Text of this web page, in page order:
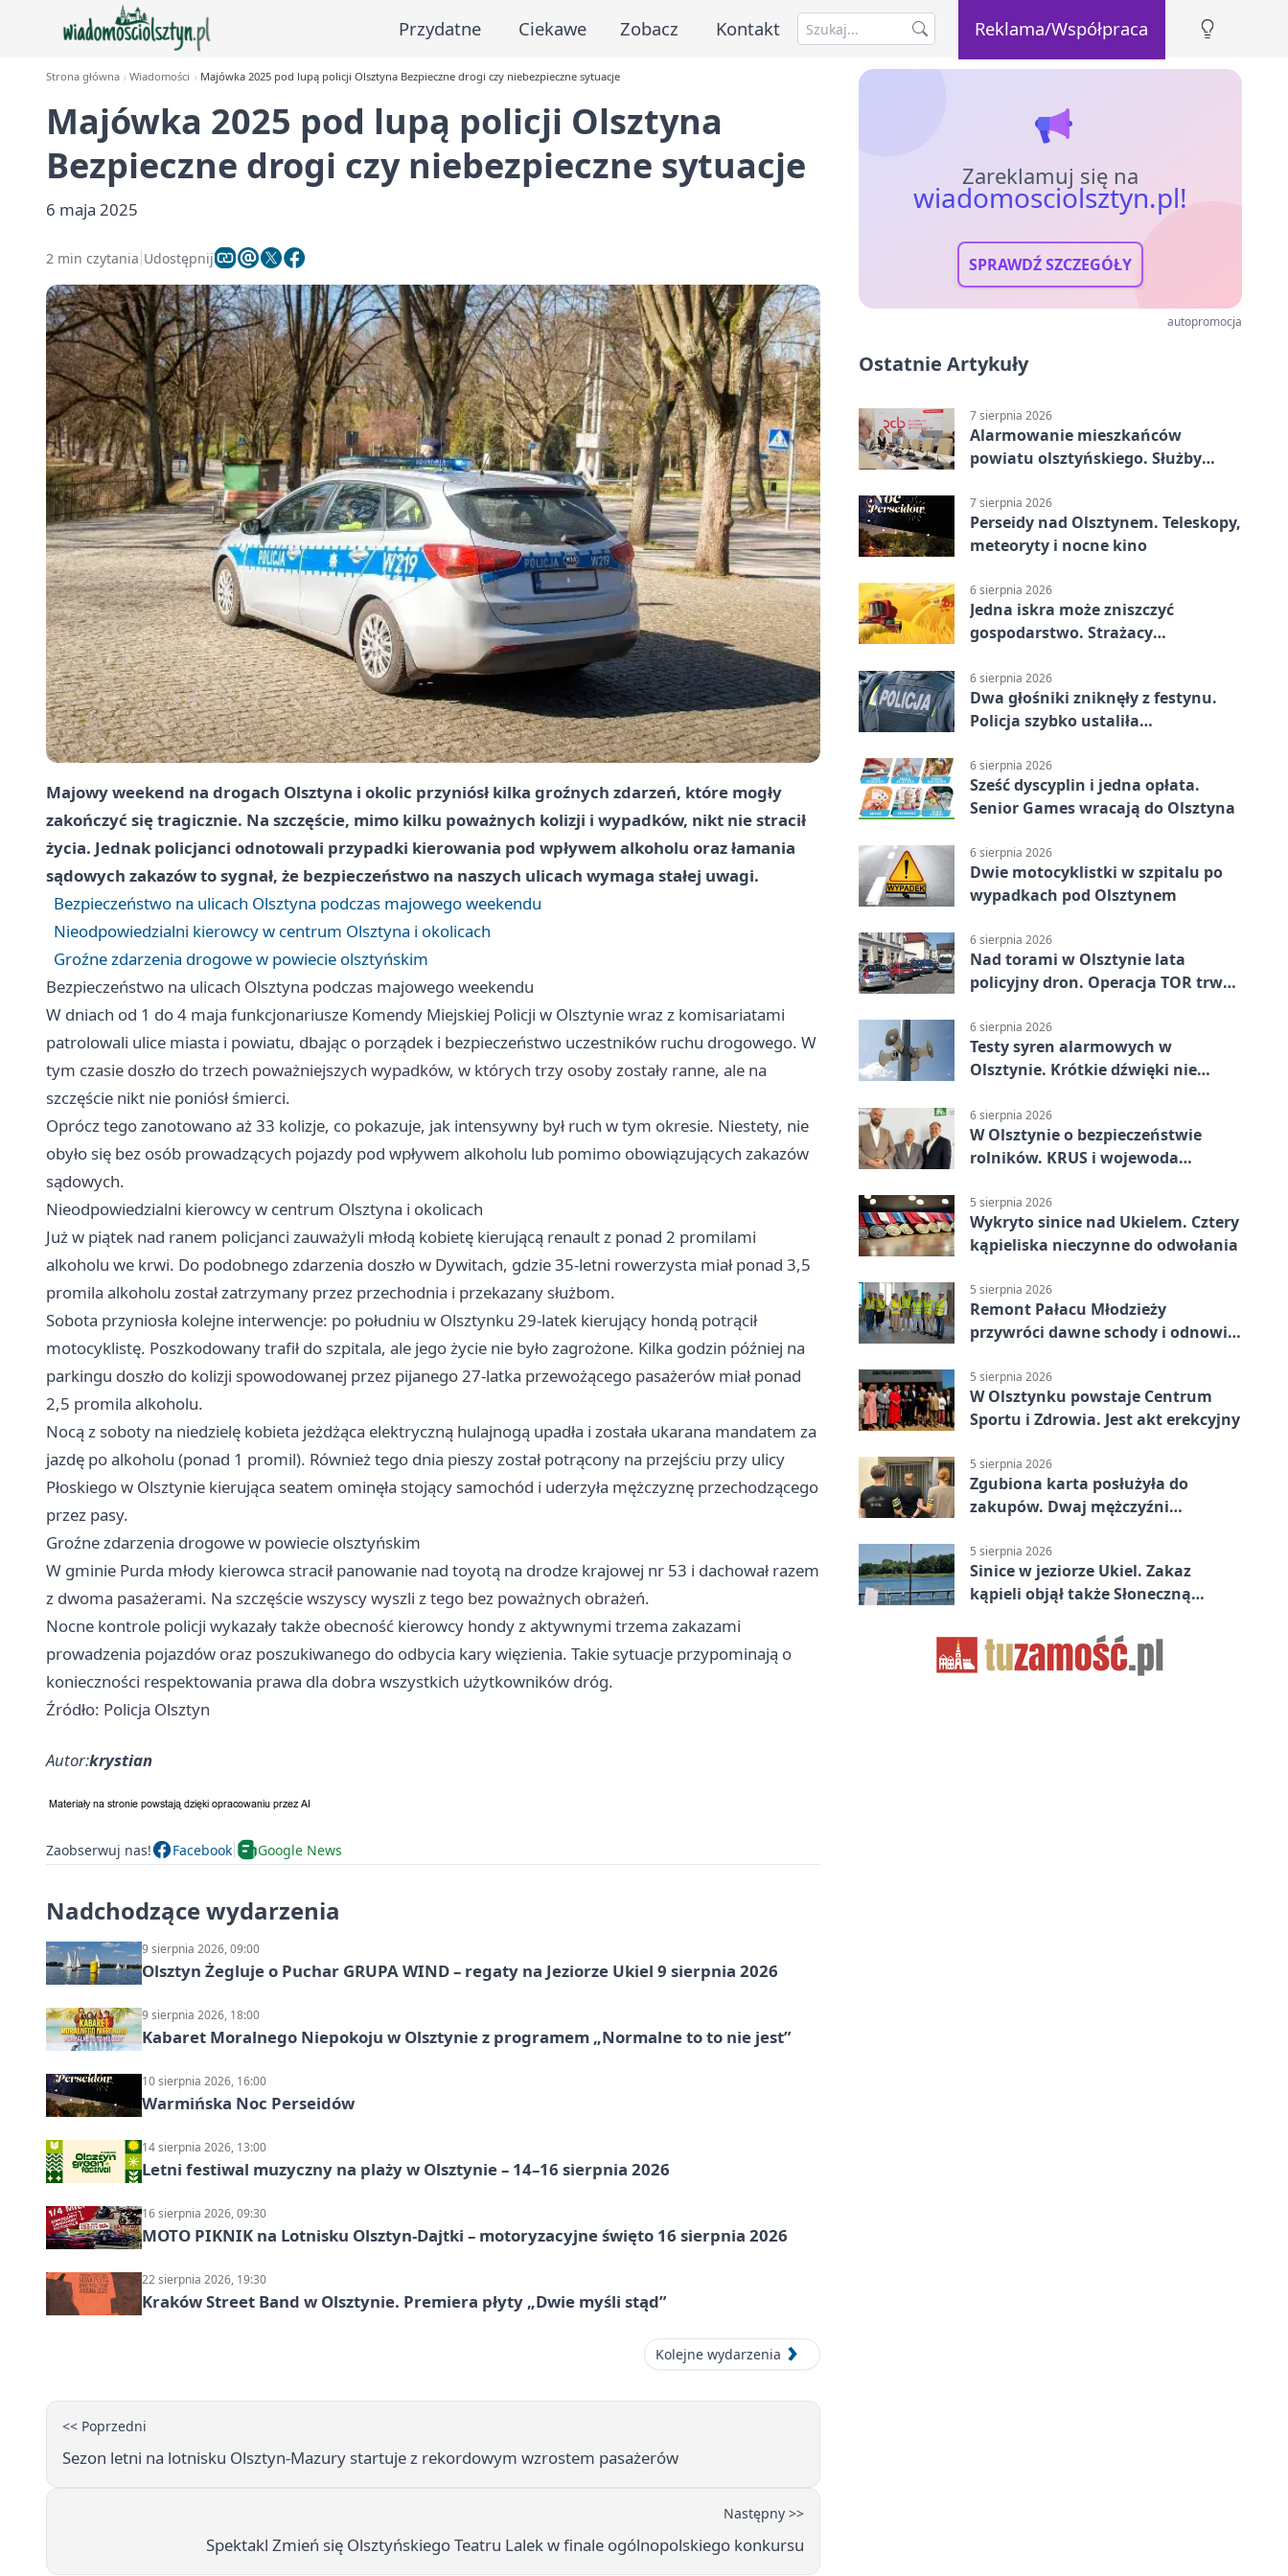
Przydatne Ciekawe Zobacz Kontakt Reklama/Współpraca
Strona główna Wiadomości Majówka 2025 pod lupą policji Olsztyna Bezpieczne drogi czy niebezpieczne sytuacje
Majówka 2025 pod lupą policji Olsztyna
Bezpieczne drogi czy niebezpieczne sytuacje
6 maja 2025
2 min czytania Udostępnij
Majowy weekend na drogach Olsztyna i okolic przyniósł kilka groźnych zdarzeń, które mogły
zakończyć się tragicznie. Na szczęście, mimo kilku poważnych kolizji i wypadków, nikt nie stracił
życia. Jednak policjanci odnotowali przypadki kierowania pod wpływem alkoholu oraz łamania
sądowych zakazów to sygnał, że bezpieczeństwo na naszych ulicach wymaga stałej uwagi.
Bezpieczeństwo na ulicach Olsztyna podczas majowego weekendu
Nieodpowiedzialni kierowcy w centrum Olsztyna i okolicach
Groźne zdarzenia drogowe w powiecie olsztyńskim
Bezpieczeństwo na ulicach Olsztyna podczas majowego weekendu
W dniach od 1 do 4 maja funkcjonariusze Komendy Miejskiej Policji w Olsztynie wraz z komisariatami
patrolowali ulice miasta i powiatu, dbając o porządek i bezpieczeństwo uczestników ruchu drogowego. W
tym czasie doszło do trzech poważniejszych wypadków, w których trzy osoby zostały ranne, ale na
szczęście nikt nie poniósł śmierci.
Oprócz tego zanotowano aż 33 kolizje, co pokazuje, jak intensywny był ruch w tym okresie. Niestety, nie
obyło się bez osób prowadzących pojazdy pod wpływem alkoholu lub pomimo obowiązujących zakazów
sądowych.
Nieodpowiedzialni kierowcy w centrum Olsztyna i okolicach
Już w piątek nad ranem policjanci zauważyli młodą kobietę kierującą renault z ponad 2 promilami
alkoholu we krwi. Do podobnego zdarzenia doszło w Dywitach, gdzie 35-letni rowerzysta miał ponad 3,5
promila alkoholu został zatrzymany przez przechodnia i przekazany służbom.
Sobota przyniosła kolejne interwencje: po południu w Olsztynku 29-latek kierujący hondą potrącił
motocyklistę. Poszkodowany trafił do szpitala, ale jego życie nie było zagrożone. Kilka godzin później na
parkingu doszło do kolizji spowodowanej przez pijanego 27-latka przewożącego pasażerów miał ponad
2,5 promila alkoholu.
Nocą z soboty na niedzielę kobieta jeżdżąca elektryczną hulajnogą upadła i została ukarana mandatem za
jazdę po alkoholu (ponad 1 promil). Również tego dnia pieszy został potrącony na przejściu przy ulicy
Płoskiego w Olsztynie kierująca seatem ominęła stojący samochód i uderzyła mężczyznę przechodzącego
przez pasy.
Groźne zdarzenia drogowe w powiecie olsztyńskim
W gminie Purda młody kierowca stracił panowanie nad toyotą na drodze krajowej nr 53 i dachował razem
z dwoma pasażerami. Na szczęście wszyscy wyszli z tego bez poważnych obrażeń.
Nocne kontrole policji wykazały także obecność kierowcy hondy z aktywnymi trzema zakazami
prowadzenia pojazdów oraz poszukiwanego do odbycia kary więzienia. Takie sytuacje przypominają o
konieczności respektowania prawa dla dobra wszystkich użytkowników dróg.
Źródło: Policja Olsztyn
Autor:krystian
Zaobserwuj nas! Facebook Google News
Nadchodzące wydarzenia
9 sierpnia 2026, 09:00
Olsztyn Żegluje o Puchar GRUPA WIND – regaty na Jeziorze Ukiel 9 sierpnia 2026
9 sierpnia 2026, 18:00
Kabaret Moralnego Niepokoju w Olsztynie z programem „Normalne to to nie jest”
10 sierpnia 2026, 16:00
Warmińska Noc Perseidów
14 sierpnia 2026, 13:00
Letni festiwal muzyczny na plaży w Olsztynie – 14–16 sierpnia 2026
16 sierpnia 2026, 09:30
MOTO PIKNIK na Lotnisku Olsztyn-Dajtki – motoryzacyjne święto 16 sierpnia 2026
22 sierpnia 2026, 19:30
Kraków Street Band w Olsztynie. Premiera płyty „Dwie myśli stąd”
Kolejne wydarzenia
<< Poprzedni
Sezon letni na lotnisku Olsztyn-Mazury startuje z rekordowym wzrostem pasażerów
Następny >>
Spektakl Zmień się Olsztyńskiego Teatru Lalek w finale ogólnopolskiego konkursu
Zareklamuj się na
wiadomosciolsztyn.pl!
SPRAWDŹ SZCZEGÓŁY
autopromocja
Ostatnie Artykuły
7 sierpnia 2026
Alarmowanie mieszkańców
powiatu olsztyńskiego. Służby
7 sierpnia 2026
Perseidy nad Olsztynem. Teleskopy,
meteoryty i nocne kino
6 sierpnia 2026
Jedna iskra może zniszczyć
gospodarstwo. Strażacy
6 sierpnia 2026
Dwa głośniki zniknęły z festynu.
Policja szybko ustaliła
6 sierpnia 2026
Sześć dyscyplin i jedna opłata.
Senior Games wracają do Olsztyna
6 sierpnia 2026
Dwie motocyklistki w szpitalu po
wypadkach pod Olsztynem
6 sierpnia 2026
Nad torami w Olsztynie lata
policyjny dron. Operacja TOR trwa
6 sierpnia 2026
Testy syren alarmowych w
Olsztynie. Krótkie dźwięki nie
6 sierpnia 2026
W Olsztynie o bezpieczeństwie
rolników. KRUS i wojewoda
5 sierpnia 2026
Wykryto sinice nad Ukielem. Cztery
kąpieliska nieczynne do odwołania
5 sierpnia 2026
Remont Pałacu Młodzieży
przywróci dawne schody i odnowi
5 sierpnia 2026
W Olsztynku powstaje Centrum
Sportu i Zdrowia. Jest akt erekcyjny
5 sierpnia 2026
Zgubiona karta posłużyła do
zakupów. Dwaj mężczyźni
5 sierpnia 2026
Sinice w jeziorze Ukiel. Zakaz
kąpieli objął także Słoneczną